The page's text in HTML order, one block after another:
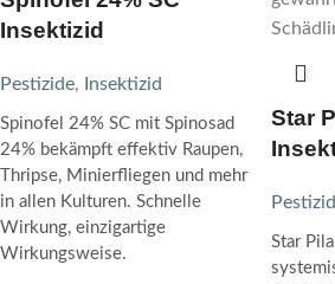
Insektizid
Pestizide, Insektizid
Spinofel 24% SC mit Spinosad
24% bekämpft effektiv Raupen,
Thripse, Minierfliegen und mehr
in allen Kulturen. Schnelle
Wirkung, einzigartige
Wirkungsweise.
Star
Star